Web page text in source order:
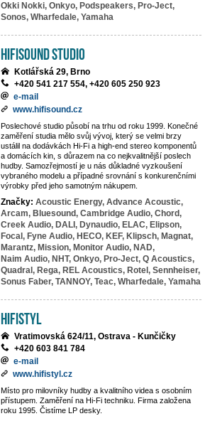
Okki Nokki, Onkyo, Podspeakers, Pro-Ject,
Sonos, Wharfedale, Yamaha
HifiSound Studio
Kotlářská 29, Brno
+420 541 217 554, +420 605 250 923
e-mail
www.hifisound.cz
Poslechové studio působí na trhu od roku 1999. Konečné
zaměření studia mělo svůj vývoj, který se velmi brzy
ustálil na dodávkách Hi-Fi a high-end stereo komponentů
a domácích kin, s důrazem na co nejkvalitnější poslech
hudby. Samozřejmostí je u nás důkladné vyzkoušení
vybraného modelu a případné srovnání s konkurenčními
výrobky před jeho samotným nákupem.
Značky: Acoustic Energy, Advance Acoustic,
Arcam, Bluesound, Cambridge Audio, Chord,
Creek Audio, DALI, Dynaudio, ELAC, Elipson,
Focal, Fyne Audio, HECO, KEF, Klipsch, Magnat,
Marantz, Mission, Monitor Audio, NAD,
Naim Audio, NHT, Onkyo, Pro-Ject, Q Acoustics,
Quadral, Rega, REL Acoustics, Rotel, Sennheiser,
Sonus Faber, TANNOY, Teac, Wharfedale, Yamaha
HiFiStyl
Vratimovská 624/11, Ostrava - Kunčičky
+420 603 841 784
e-mail
www.hifistyl.cz
Místo pro milovníky hudby a kvalitního videa s osobním
přístupem. Zaměření na Hi-Fi techniku. Firma založena
roku 1995. Čistíme LP desky.